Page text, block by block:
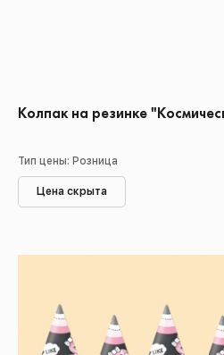
Колпак на резинке
Тип цены: Розница
Цена скрыта